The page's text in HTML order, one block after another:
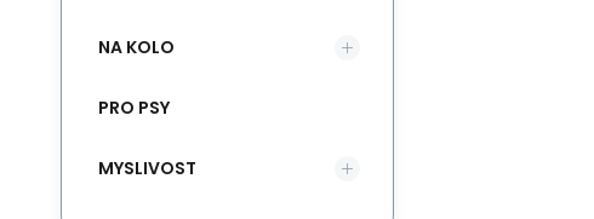
NA KOLO
PRO PSY
MYSLIVOST